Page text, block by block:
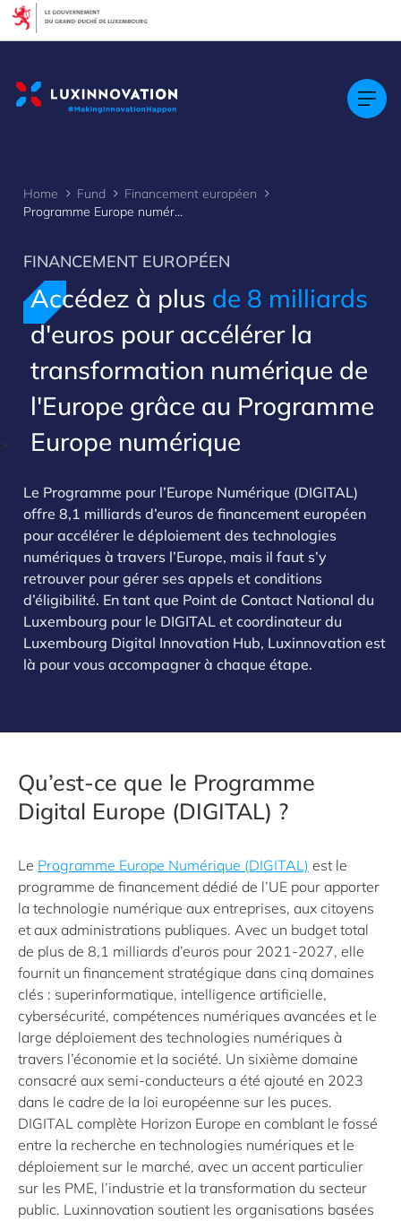
>
Home Fund
Financement européen
Programme Europe numérique
FINANCEMENT EUROPÉEN
Accédez à plus de 8 milliards
d'euros pour accélérer la
transformation numérique de
l'Europe grâce au Programme
Europe numérique
Le Programme pour l’Europe Numérique (DIGITAL)
offre 8,1 milliards d’euros de financement européen
pour accélérer le déploiement des technologies
numériques à travers l’Europe, mais il faut s’y
retrouver pour gérer ses appels et conditions
d’éligibilité. En tant que Point de Contact National du
Luxembourg pour le DIGITAL et coordinateur du
Luxembourg Digital Innovation Hub, Luxinnovation est
là pour vous accompagner à chaque étape.
Qu’est-ce que le Programme
Digital Europe (DIGITAL) ?
Le Programme Europe Numérique (DIGITAL) est le
programme de financement dédié de l’UE pour apporter
la technologie numérique aux entreprises, aux citoyens
et aux administrations publiques. Avec un budget total
de plus de 8,1 milliards d’euros pour 2021-2027, elle
fournit un financement stratégique dans cinq domaines
clés : superinformatique, intelligence artificielle,
cybersécurité, compétences numériques avancées et le
large déploiement des technologies numériques à
travers l’économie et la société. Un sixième domaine
consacré aux semi-conducteurs a été ajouté en 2023
dans le cadre de la loi européenne sur les puces.
DIGITAL complète Horizon Europe en comblant le fossé
entre la recherche en technologies numériques et le
déploiement sur le marché, avec un accent particulier
sur les PME, l’industrie et la transformation du secteur
public. Luxinnovation soutient les organisations basées
Cookies management panel